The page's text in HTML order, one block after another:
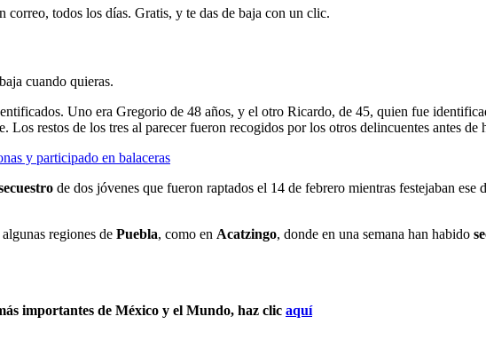
todos los días. Gratis, y te das de baja con un clic.
cuando quieras.
Uno era Gregorio de 48 años, y el otro Ricardo, de 45, quien fue
restos de los tres al parecer fueron recogidos por los otros delincuentes antes de
y participado en balaceras
de dos jóvenes que fueron raptados el 14 de febrero mientras festejaban
regiones de Puebla, como en Acatzingo, donde en una semana han habido
importantes de México y el Mundo, haz clic aquí